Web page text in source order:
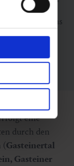
um das
erhältst von uns
eine
durch den
(Gasteinertal
Gasteiner